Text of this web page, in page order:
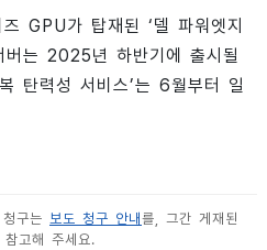
GPU가 탑재된 ‘델 파워엣지
는 2025년 하반기에 출시될
탄력성 서비스’는 6월부터 일
구는 보도 청구 안내 를, 그간 게재된
참고해 주세요.